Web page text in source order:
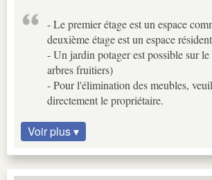
- Le premier étage est un espace
deuxième étage est un espace
- Un jardin potager est possible sur
arbres fruitiers)
- Pour l'élimination des meubles,
directement le propriétaire.
Voir plus ▾